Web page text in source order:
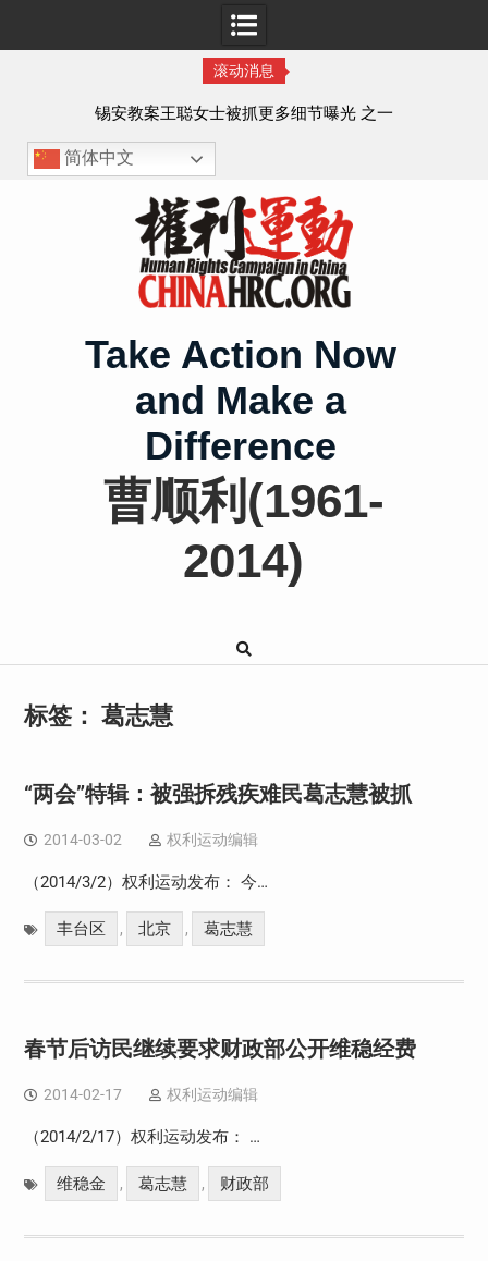
滚动消息
锡安教案王聪女士被抓更多细节曝光 之一
简体中文
Take Action Now
and Make a
Difference
曹顺利(1961-
2014)
标签： 葛志慧
“两会”特辑：被强拆残疾难民葛志慧被抓
2014-03-02 权利运动编辑
（2014/3/2）权利运动发布： 今…
丰台区 , 北京 , 葛志慧
春节后访民继续要求财政部公开维稳经费
2014-02-17 权利运动编辑
（2014/2/17）权利运动发布： …
维稳金 , 葛志慧 , 财政部